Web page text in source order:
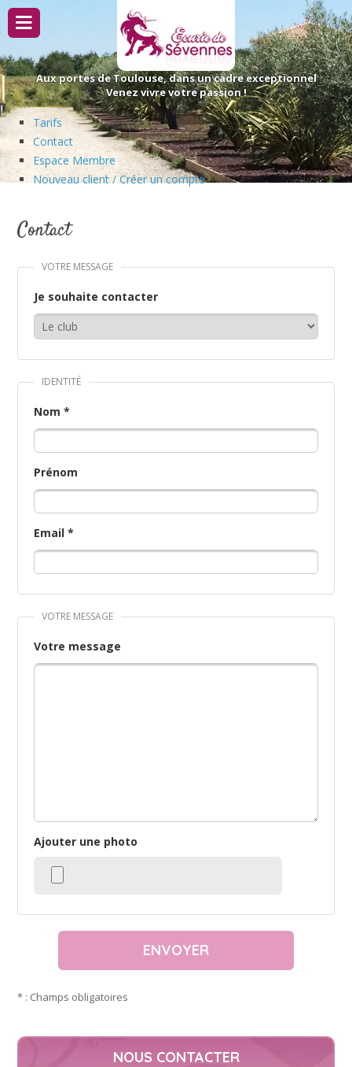
Passer
contenu
Aux portes de Toulouse, dans un cadre exceptionnel
Venez vivre votre passion !
Tarifs
Contact
Espace Membre
Nouveau client / Créer un compte
Contact
VOTRE MESSAGE
Je souhaite contacter
IDENTITÉ
Nom *
Prénom
Email *
VOTRE MESSAGE
Votre message
Ajouter une photo
* : Champs obligatoires
NOUS CONTACTER